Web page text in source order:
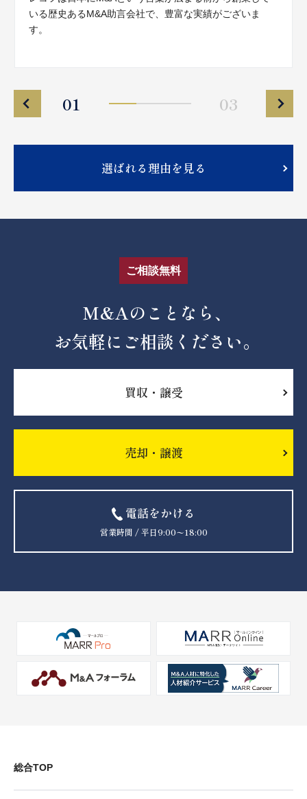
いる歴史あるM&A助言会社で、豊富な実績がございま
す。
01 03
選ばれる理由を見る
ご相談無料
M&Aのことなら、
お気軽にご相談ください。
買収・譲受
売却・譲渡
電話をかける
営業時間 / 平日9:00〜18:00
総合TOP